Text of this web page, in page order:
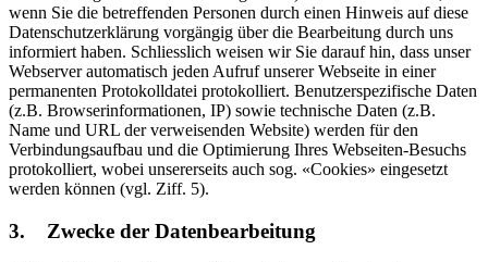
wenn Sie die betreffenden Personen durch einen Hinweis auf diese
Datenschutzerklärung vorgängig über die Bearbeitung durch uns
informiert haben. Schliesslich weisen wir Sie darauf hin, dass unser
Webserver automatisch jeden Aufruf unserer Webseite in einer
permanenten Protokolldatei protokolliert. Benutzerspezifische Daten
(z.B. Browserinformationen, IP) sowie technische Daten (z.B.
Name und URL der verweisenden Website) werden für den
Verbindungsaufbau und die Optimierung Ihres Webseiten-Besuchs
protokolliert, wobei unsererseits auch sog. «Cookies» eingesetzt
werden können (vgl. Ziff. 5).
3. Zwecke der Datenbearbeitung